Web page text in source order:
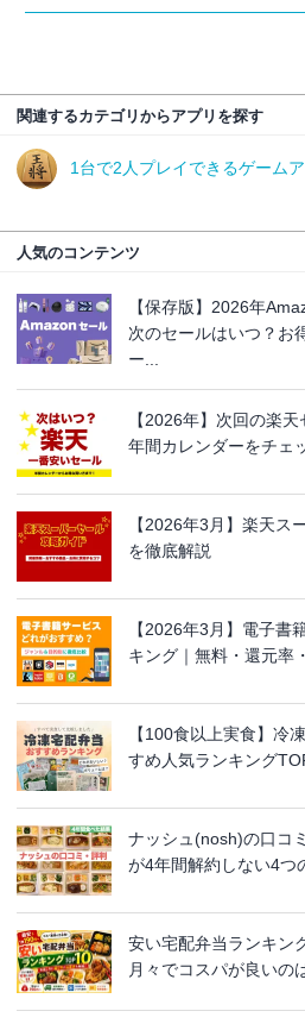
関連するカテゴリからアプリを探す
1台で2人プレイできるゲーム
人気のコンテンツ
【保存版】2026年
次のセールはいつ？お
ー...
【2026年】次回の楽
年間カレンダーをチェ
【2026年3月】楽天ス
を徹底解説
【2026年3月】電子書
キング｜無料・還元率
【100食以上実食】冷
すめ人気ランキング
ナッシュ(nosh)の口コ
が4年間解約しない4つ
安い宅配弁当ランキン
月々でコスパが良いの